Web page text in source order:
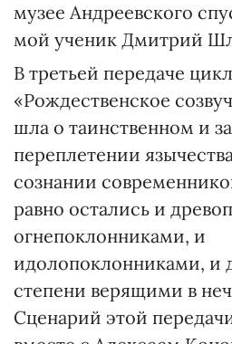
музее Андреевского
мой ученик Дмитрий
В третьей передаче
«Рождественское
шла о таинственном и
переплетении
сознании
равно остались и
огнепоклонниками, и
идолопоклонниками, и
степени верящими в
Сценарий этой